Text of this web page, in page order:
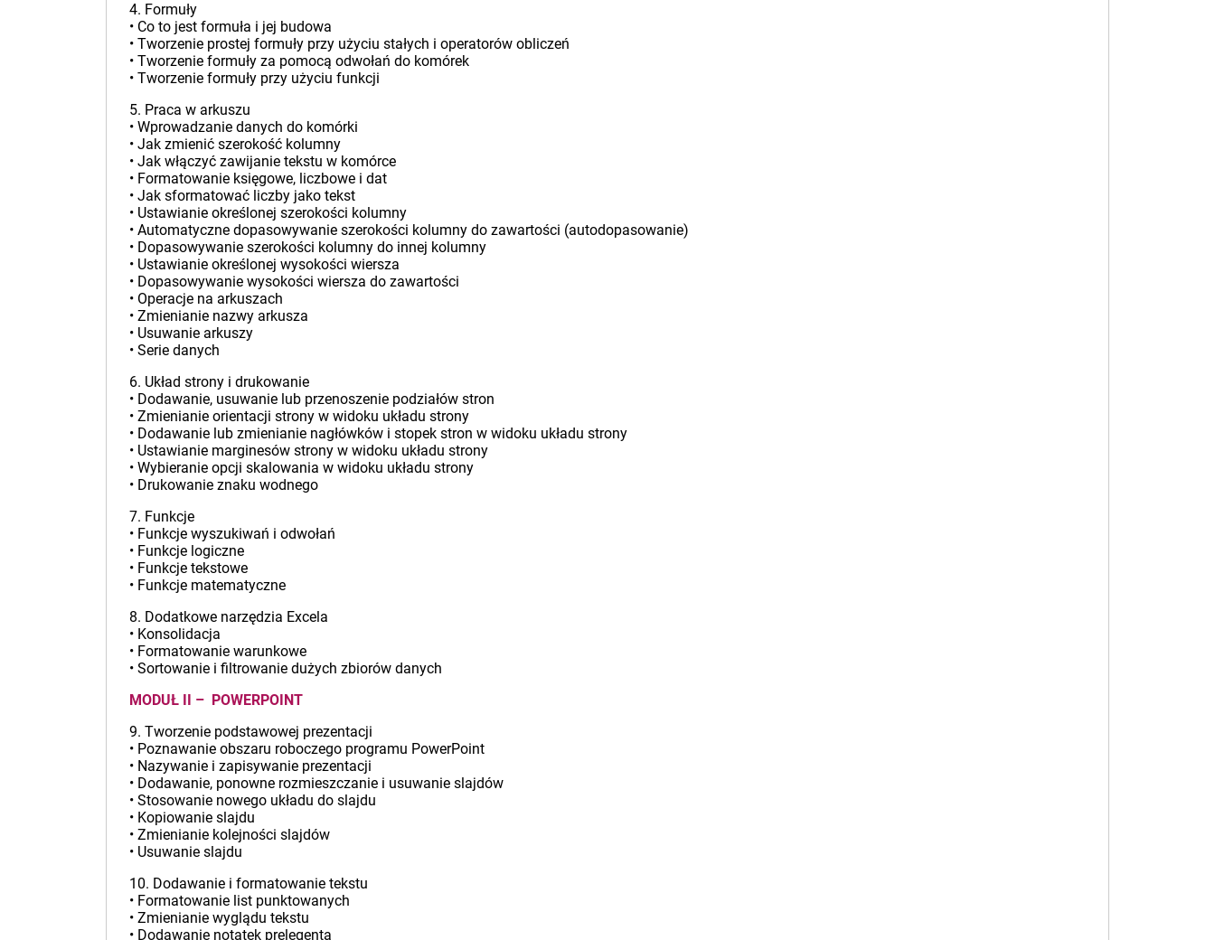
4. Formuły
• Co to jest formuła i jej budowa
• Tworzenie prostej formuły przy użyciu stałych i operatorów obliczeń
• Tworzenie formuły za pomocą odwołań do komórek
• Tworzenie formuły przy użyciu funkcji
5. Praca w arkuszu
• Wprowadzanie danych do komórki
• Jak zmienić szerokość kolumny
• Jak włączyć zawijanie tekstu w komórce
• Formatowanie księgowe, liczbowe i dat
• Jak sformatować liczby jako tekst
• Ustawianie określonej szerokości kolumny
• Automatyczne dopasowywanie szerokości kolumny do zawartości (autodopasowanie)
• Dopasowywanie szerokości kolumny do innej kolumny
• Ustawianie określonej wysokości wiersza
• Dopasowywanie wysokości wiersza do zawartości
• Operacje na arkuszach
• Zmienianie nazwy arkusza
• Usuwanie arkuszy
• Serie danych
6. Układ strony i drukowanie
• Dodawanie, usuwanie lub przenoszenie podziałów stron
• Zmienianie orientacji strony w widoku układu strony
• Dodawanie lub zmienianie nagłówków i stopek stron w widoku układu strony
• Ustawianie marginesów strony w widoku układu strony
• Wybieranie opcji skalowania w widoku układu strony
• Drukowanie znaku wodnego
7. Funkcje
• Funkcje wyszukiwań i odwołań
• Funkcje logiczne
• Funkcje tekstowe
• Funkcje matematyczne
8. Dodatkowe narzędzia Excela
• Konsolidacja
• Formatowanie warunkowe
• Sortowanie i filtrowanie dużych zbiorów danych
MODUŁ II – POWERPOINT
9. Tworzenie podstawowej prezentacji
• Poznawanie obszaru roboczego programu PowerPoint
• Nazywanie i zapisywanie prezentacji
• Dodawanie, ponowne rozmieszczanie i usuwanie slajdów
• Stosowanie nowego układu do slajdu
• Kopiowanie slajdu
• Zmienianie kolejności slajdów
• Usuwanie slajdu
10. Dodawanie i formatowanie tekstu
• Formatowanie list punktowanych
• Zmienianie wyglądu tekstu
• Dodawanie notatek prelegenta